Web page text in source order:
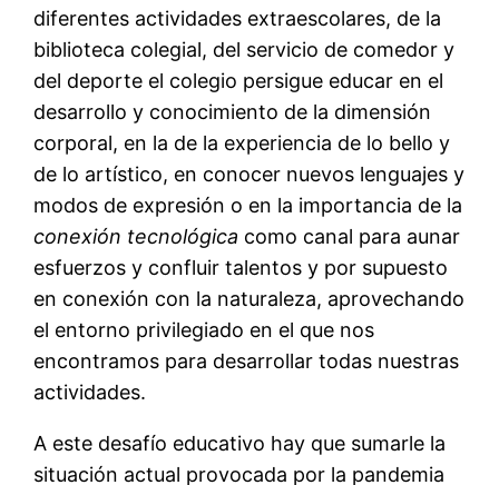
diferentes actividades extraescolares, de la
biblioteca colegial, del servicio de comedor y
del deporte el colegio persigue educar en el
desarrollo y conocimiento de la dimensión
corporal, en la de la experiencia de lo bello y
de lo artístico, en conocer nuevos lenguajes y
modos de expresión o en la importancia de la
conexión tecnológica como canal para aunar
esfuerzos y confluir talentos y por supuesto
en conexión con la naturaleza, aprovechando
el entorno privilegiado en el que nos
encontramos para desarrollar todas nuestras
actividades.
A este desafío educativo hay que sumarle la
situación actual provocada por la pandemia